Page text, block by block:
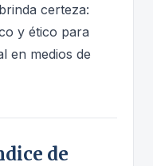
certeza:
y ético para
en medios de
de